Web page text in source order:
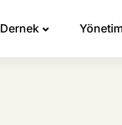
Dernek Yönetim